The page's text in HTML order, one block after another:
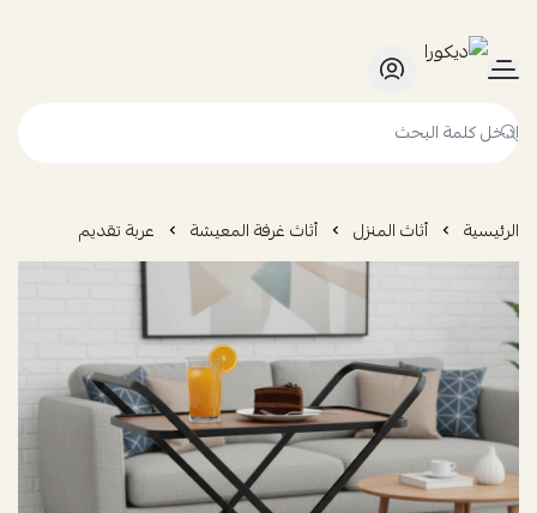
ديكورا
الرئيسية أثاث المنزل أثاث غرفة المعيشة عربة تقديم